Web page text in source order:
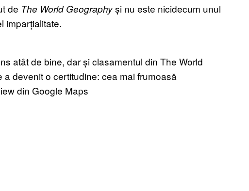
de The World Geographyși nu este nicidecum unul
imparțialitate.
atât de bine, dar și clasamentul din The World
devenit o certitudine: cea mai frumoasă
din Google Maps